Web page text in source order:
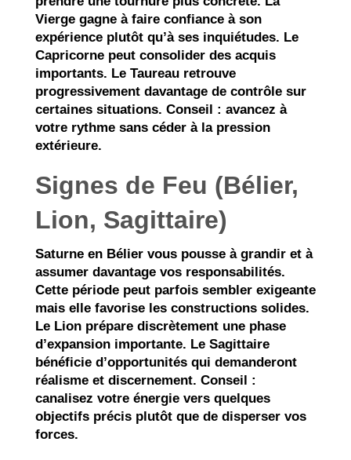
Vierge gagne à faire confiance à son
expérience plutôt qu’à ses inquiétudes. Le
Capricorne peut consolider des acquis
importants. Le Taureau retrouve
progressivement davantage de contrôle sur
certaines situations. Conseil : avancez à
votre rythme sans céder à la pression
extérieure.
Signes de Feu (Bélier,
Lion, Sagittaire)
Saturne en Bélier vous pousse à grandir et à
assumer davantage vos responsabilités.
Cette période peut parfois sembler exigeante
mais elle favorise les constructions solides.
Le Lion prépare discrètement une phase
d’expansion importante. Le Sagittaire
bénéficie d’opportunités qui demanderont
réalisme et discernement. Conseil :
canalisez votre énergie vers quelques
objectifs précis plutôt que de disperser vos
forces.